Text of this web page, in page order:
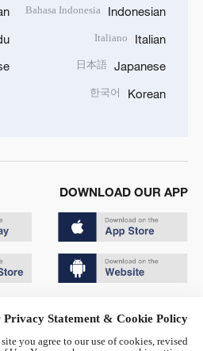
Indonesian
Bahasa Indonesia
Italian
Italiano
Japanese
日本語
Korean
한국어
DOWNLOAD OUR APP
Privacy Statement & Cookie Policy
you agree to our use of cookies, revised